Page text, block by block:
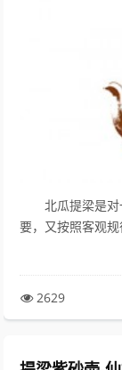
北瓜提梁是对
要，又按照客观规
2629